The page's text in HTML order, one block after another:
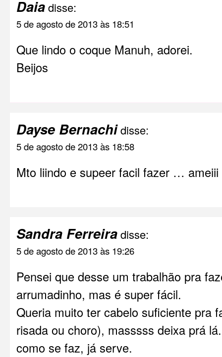
Daiadisse:
5 de agosto de 2013 às 18:51
Que lindo o coque Manuh, adorei.
Beijos
Dayse Bernachidisse:
5 de agosto de 2013 às 18:58
Mto liindo e supeer facil fazer …
Sandra Ferreiradisse:
5 de agosto de 2013 às 19:26
Pensei que desse um trabalhão pra
arrumadinho, mas é super fácil.
Queria muito ter cabelo suficiente pra
risada ou choro), masssss deixa prá
como se faz, já serve.